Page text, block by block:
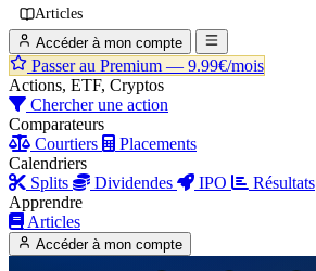
Articles
Accéder à mon compte
Passer au Premium — 9.99€/mois
Actions, ETF, Cryptos
Chercher une action
Comparateurs
Courtiers
Placements
Calendriers
Splits
Dividendes IPO
Résultats
Apprendre
Articles
Accéder à mon compte